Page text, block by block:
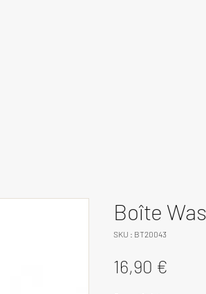
Boîte
SKU : BT20043
16,90 €